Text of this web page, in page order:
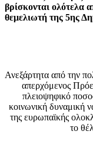
βρίσκονται ολότελα
θεμελιωτή της 5ης
Ανεξάρτητα από την
απερχόμενος
πλειοψηφικό
κοινωνική δυναμική
της ευρωπαϊκής
το